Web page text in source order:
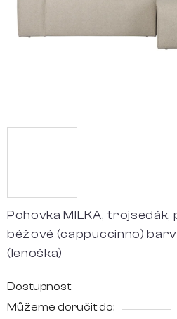
Pohovka MILKA,
béžové (cappuccinno)
(lenoška)
Dostupnost
Můžeme doručit do: